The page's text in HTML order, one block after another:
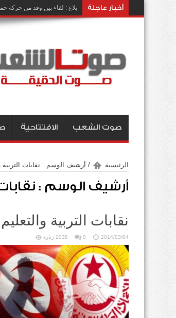
أخبار عاجلة بلاغ : لقاء بين وفد من حركة
صوت الشعب الافتتاحية
الرئيسية / أرشيف الوسم : نقابات التربية
أرشيف الوسم :
نقابات التربية
2014/03/04
0 2038 زيارة